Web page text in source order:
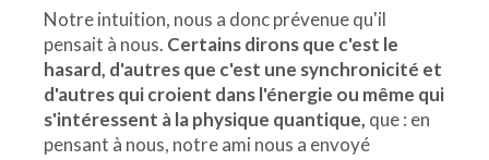
Notre intuition, nous a donc prévenue qu'il
pensait à nous. Certains dirons que c'est le
hasard, d'autres que c'est une synchronicité et
d'autres qui croient dans l'énergie ou même qui
s'intéressent à la physique quantique, que : en
pensant à nous, notre ami nous a envoyé